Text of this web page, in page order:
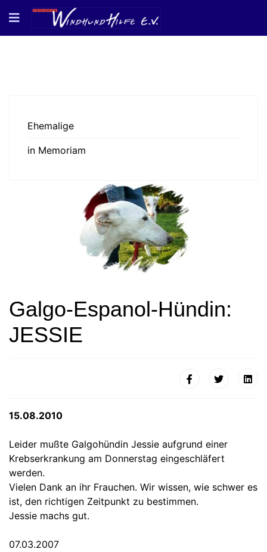
Ehemalige
in Memoriam
Galgo-Espanol-Hündin:
JESSIE
15.08.2010
Leider mußte Galgohündin Jessie aufgrund einer
Krebserkrankung am Donnerstag eingeschläfert
werden.
Vielen Dank an ihr Frauchen. Wir wissen, wie schwer es
ist, den richtigen Zeitpunkt zu bestimmen.
Jessie machs gut.
07.03.2007